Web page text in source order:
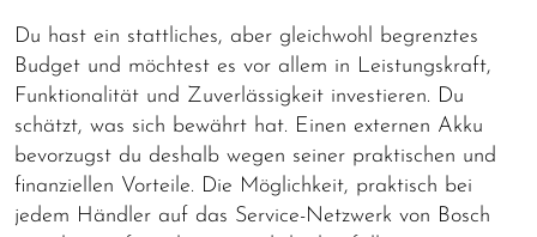
Du hast ein stattliches, aber gleichwohl begrenztes
Budget und möchtest es vor allem in Leistungskraft,
Funktionalität und Zuverlässigkeit investieren. Du
schätzt, was sich bewährt hat. Einen externen Akku
bevorzugst du deshalb wegen seiner praktischen und
finanziellen Vorteile. Die Möglichkeit, praktisch bei
jedem Händler auf das Service-Netzwerk von Bosch